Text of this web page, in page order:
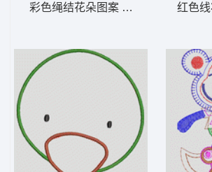
彩色绳结花朵图案 卡通童装章标贴布